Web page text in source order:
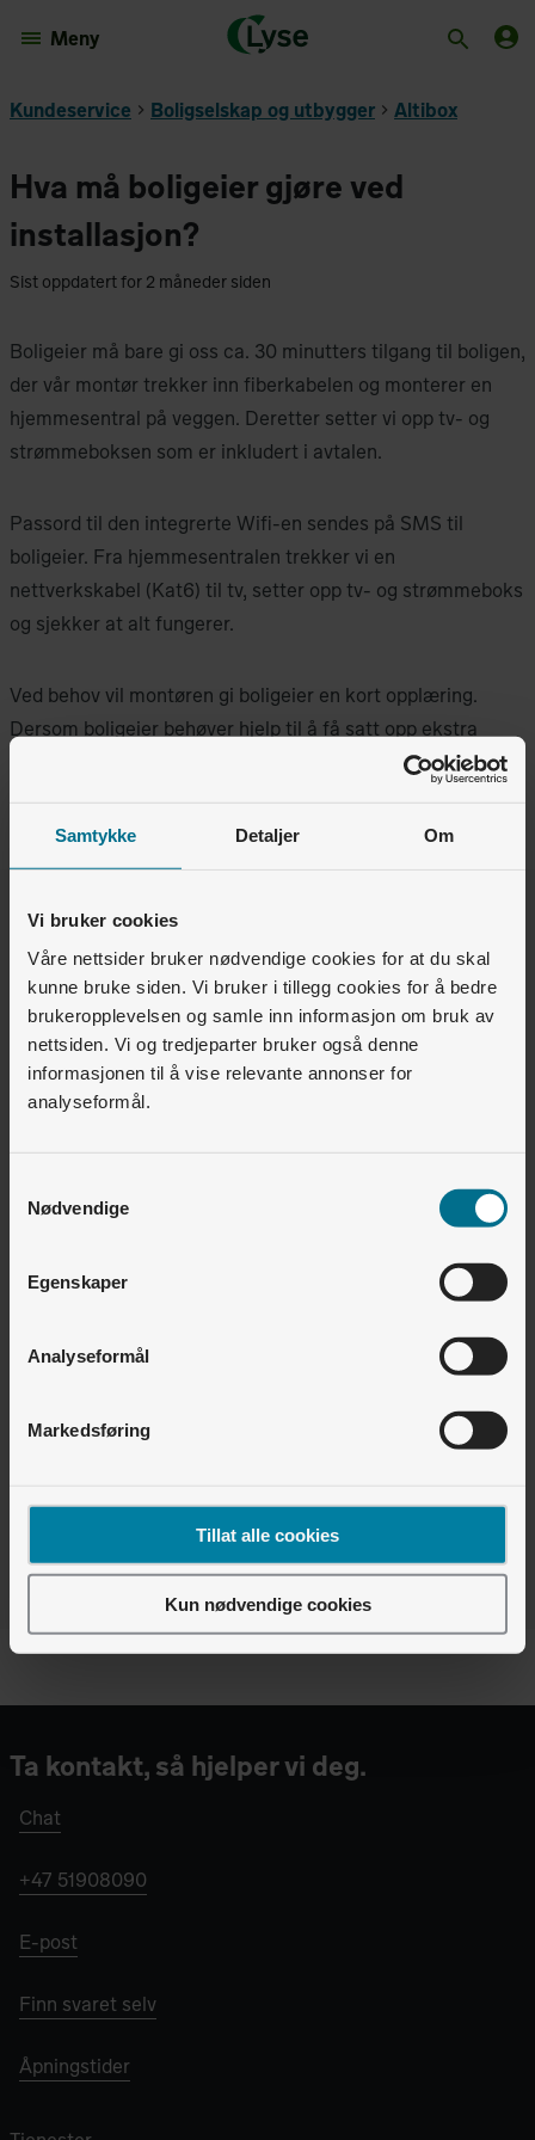
Samtykke Detaljer Om
Vi bruker cookies
Våre nettsider bruker nødvendige cookies for at du skal
kunne bruke siden. Vi bruker i tillegg cookies for å bedre
brukeropplevelsen og samle inn informasjon om bruk av
nettsiden. Vi og tredjeparter bruker også denne
informasjonen til å vise relevante annonser for
analyseformål.
Nødvendige
Egenskaper
Analyseformål
Markedsføring
Tillat alle cookies
Kun nødvendige cookies
Meny
Kundeservice Boligselskap og utbygger Altibox
Hva må boligeier gjøre ved
installasjon?
Sist oppdatert for 2 måneder siden
Boligeier må bare gi oss ca. 30 minutters tilgang til boligen,
der vår montør trekker inn fiberkabelen og monterer en
hjemmesentral på veggen. Deretter setter vi opp tv- og
strømmeboksen som er inkludert i avtalen.
Passord til den integrerte Wifi-en sendes på SMS til
boligeier. Fra hjemmesentralen trekker vi en
nettverkskabel (Kat6) til tv, setter opp tv- og strømmeboks
og sjekker at alt fungerer.
Ved behov vil montøren gi boligeier en kort opplæring.
Dersom boligeier behøver hjelp til å få satt opp ekstra
Wifi-punkt eller tv- og strømmebokser, avtales dette
Var denne artikkelen nyttig for deg?
Ja Nei
1av1synes dette var nyttig
Hvordan lade med RFID/ladebrikke? (iPhone)
Boligselskap og utbygger • Energiservice
Boligselskap og utbygger • Lyse Lading
Vi er pålogget - chat med oss
Ta kontakt, så hjelper vi deg.
Chat
+47 51908090
E-post
Finn svaret selv
Åpningstider